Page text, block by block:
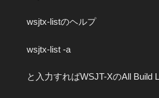
wsjtx-listのヘルプ
wsjtx-list -a
と入力すればWSJT-XのAll Build